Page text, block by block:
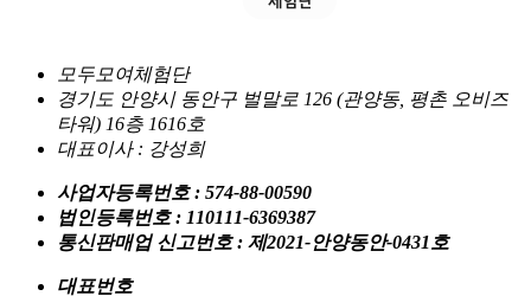
모두모여체험단
경기도 안양시 동안구 벌말로 126 (관양동, 평촌 오비즈
타워) 16층 1616호
대표이사 : 강성희
사업자등록번호 : 574-88-00590
법인등록번호 : 110111-6369387
통신판매업 신고번호 : 제2021-안양동안-0431호
대표번호